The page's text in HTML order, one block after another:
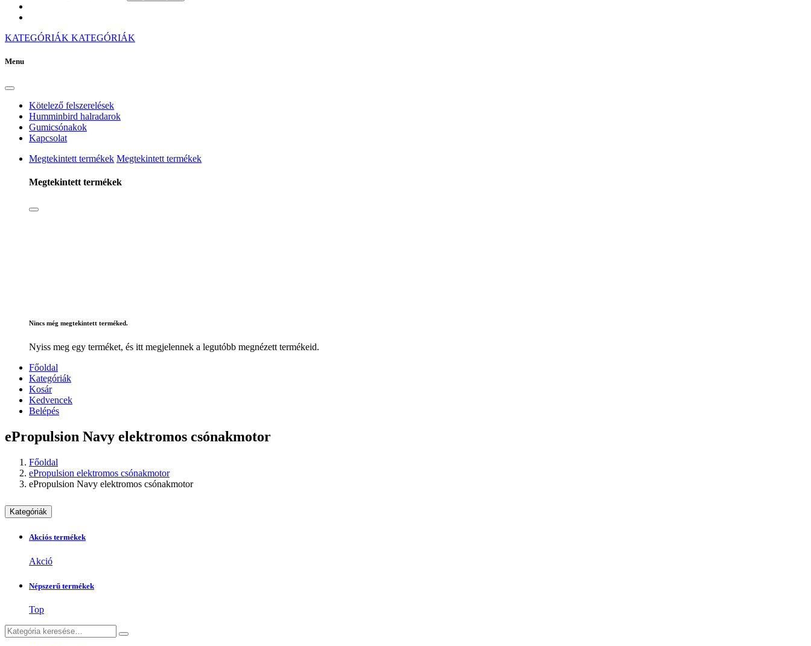
KATEGÓRIÁK KATEGÓRIÁK
Menu
Kötelező felszerelések
Humminbird halradarok
Gumicsónakok
Kapcsolat
Megtekintett termékek Megtekintett termékek
Megtekintett termékek
Nincs még megtekintett terméked.
Nyiss meg egy terméket, és itt megjelennek a legutóbb megnézett termékeid.
Főoldal
Kategóriák
Kosár
Kedvencek
Belépés
ePropulsion Navy elektromos csónakmotor
Főoldal
ePropulsion elektromos csónakmotor
ePropulsion Navy elektromos csónakmotor
Kategóriák
Akciós termékek
Akció
Népszerű termékek
Top